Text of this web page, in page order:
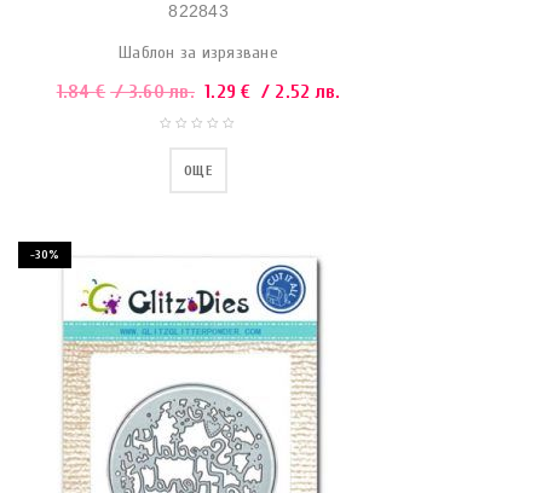
822843
Шаблон за изрязване
1.84€ / 3.60 лв. 1.29€ / 2.52 лв.
ОЩЕ
-30%